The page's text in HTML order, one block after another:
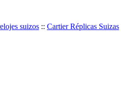
suizos :: Cartier Réplicas Suizas